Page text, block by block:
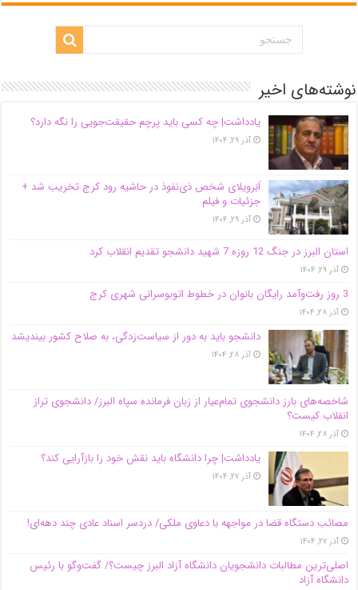
نوشته‌های اخیر
یادداشت| ‌چه کسی باید پرچم حقیقت‌جویی را نگه دارد؟
آذر ۲۹, ۱۴۰۴
اَبَر‌ویلای شخص ذی‌نفوذ در حاشیه‌ رود کرج تخریب شد +
جزئیات و فیلم
آذر ۲۹, ۱۴۰۴
استان البرز در جنگ 12 روزه 7 شهید دانشجو تقدیم انقلاب کرد
آذر ۲۹, ۱۴۰۴
3 روز رفت‌وآمد رایگان بانوان در خطوط اتوبوسرانی شهری کرج
آذر ۲۸, ۱۴۰۴
دانشجو باید به دور از سیاست‌زدگی، به صلاح کشور بیندیشد
آذر ۲۸, ۱۴۰۴
شاخصه‌های بارز دانشجوی تمام‌عیار از زبان فرمانده سپاه البرز/ دانشجوی تراز
انقلاب کیست؟
آذر ۲۸, ۱۴۰۴
یادداشت| چرا دانشگاه باید نقش خود را بازآرایی کند؟
آذر ۲۷, ۱۴۰۴
مصائب دستگاه قضا در مواجهه با دعاوی ملکی/ دردسر اسناد عادی چند‌ دهه‌ای!
آذر ۲۷, ۱۴۰۴
اصلی‌ترین مطالبات دانشجویان دانشگاه آزاد البرز چیست؟/ گفت‌وگو با رئیس
دانشگاه آز‌اد